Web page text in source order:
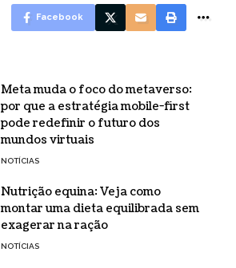
Facebook
Meta muda o foco do metaverso:
por que a estratégia mobile-first
pode redefinir o futuro dos
mundos virtuais
NOTÍCIAS
Nutrição equina: Veja como
montar uma dieta equilibrada sem
exagerar na ração
NOTÍCIAS